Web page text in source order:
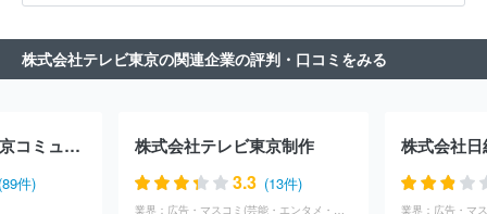
株式会社テレビ東京の関連企業の評判・口コミをみる
株式会社テレビ東京コミュニケーションズ
件)
株式会社テレビ東京制作
3.3 (13件)
業界：
株式会社
業界：